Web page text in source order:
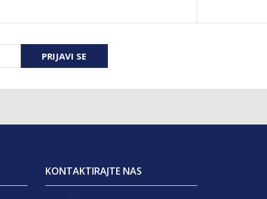
PRIJAVI SE
KONTAKTIRAJTE NAS